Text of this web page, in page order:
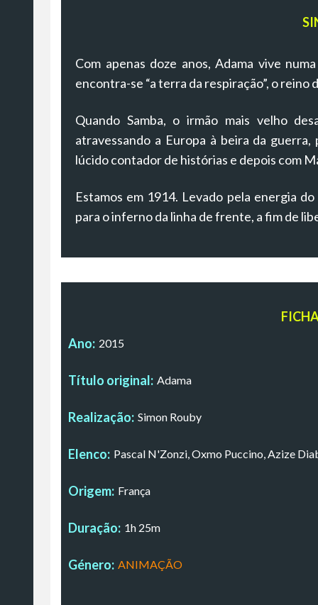
Com apenas doze anos, Adama vive
encontra-se “a terra da respiração”, o
Quando Samba, o irmão mais velho
atravessando a Europa à beira da
lúcido contador de histórias e depois com
Estamos em 1914. Levado pela energia
para o inferno da linha de frente, a fim de
Ano: 2015
Título original: Adama
Realização: Simon Rouby
Elenco: Pascal N'Zonzi, Oxmo Puccino, Azize
Origem: França
Duração: 1h 25m
Género: ANIMAÇÃO